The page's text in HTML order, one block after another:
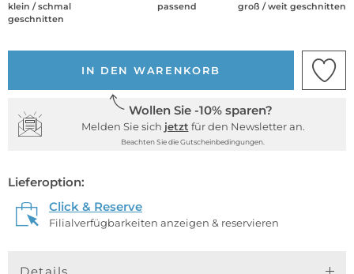
klein / schmal
geschnitten
passend groß / weit geschnitten
IN DEN WARENKORB
Wollen Sie -10% sparen?
Melden Sie sich jetzt für den Newsletter an.
Beachten Sie die Gutscheinbedingungen.
Lieferoption:
Click & Reserve
Filialverfügbarkeiten anzeigen & reservieren